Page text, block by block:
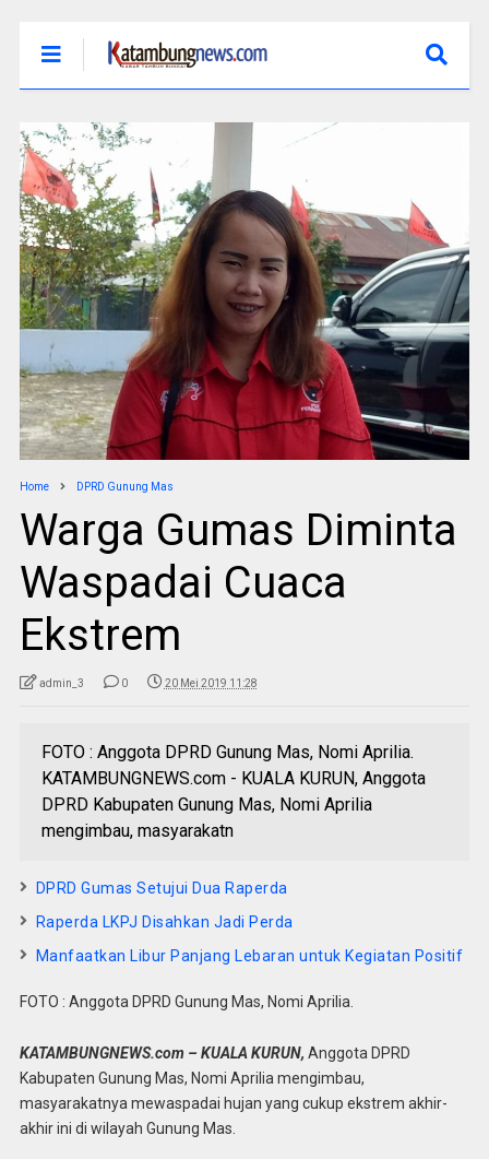
Home DPRD Gunung Mas
Warga Gumas Diminta
Waspadai Cuaca
Ekstrem
admin_3 0 20 Mei 2019 11:28
FOTO : Anggota DPRD Gunung Mas, Nomi Aprilia.
KATAMBUNGNEWS.com - KUALA KURUN, Anggota
DPRD Kabupaten Gunung Mas, Nomi Aprilia
mengimbau, masyarakatn
DPRD Gumas Setujui Dua Raperda
Raperda LKPJ Disahkan Jadi Perda
Manfaatkan Libur Panjang Lebaran untuk Kegiatan Positif
FOTO : Anggota DPRD Gunung Mas, Nomi Aprilia.
KATAMBUNGNEWS.com – KUALA KURUN, Anggota DPRD
Kabupaten Gunung Mas, Nomi Aprilia mengimbau,
masyarakatnya mewaspadai hujan yang cukup ekstrem akhir-
akhir ini di wilayah Gunung Mas.